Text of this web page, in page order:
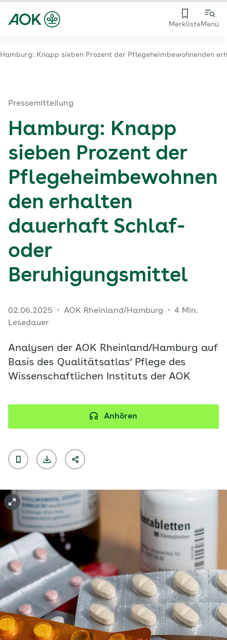
MerklisteMenü
Hamburg: Knapp sieben Prozent der Pflegeheimbewohnenden
Pressemitteilung
Hamburg: Knapp
sieben Prozent der
Pflegeheimbewohnen
den erhalten
dauerhaft Schlaf-
oder
Beruhigungsmittel
02.06.2025 AOK Rheinland/Hamburg
4 Min.
Lesedauer
Analysen der AOK Rheinland/Hamburg auf
Basis des Qualitätsatlas‘ Pflege des
Wissenschaftlichen Instituts der AOK
Anhören